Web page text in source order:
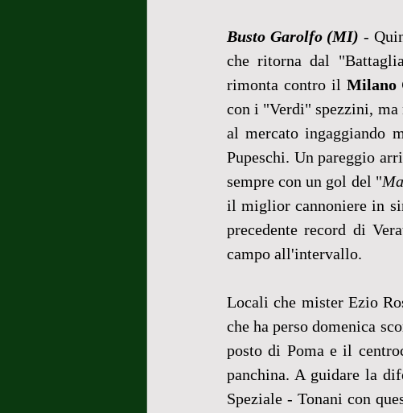
Busto Garolfo (MI) -
che ritorna dal
rimonta contro il Milano
con i "Verdi" spezzini,
al mercato ingaggiando
Pupeschi. Un pareggio
sempre con un gol del "
il miglior cannoniere in
precedente record di
campo all'intervallo.
Locali che mister Ezio
che ha perso domenica
posto di Poma e il
panchina. A guidare la
Speziale - Tonani con